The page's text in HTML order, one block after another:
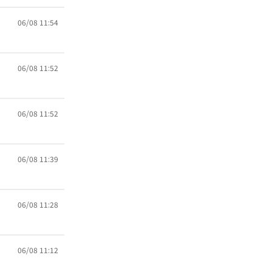
06/08 11:54
06/08 11:52
06/08 11:52
06/08 11:39
06/08 11:28
06/08 11:12